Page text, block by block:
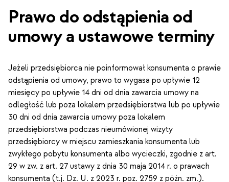
Prawo do odstąpienia od
umowy a ustawowe terminy
Jeżeli przedsiębiorca nie poinformował konsumenta o prawie
odstąpienia od umowy, prawo to wygasa po upływie 12
miesięcy po upływie 14 dni od dnia zawarcia umowy na
odległość lub poza lokalem przedsiębiorstwa lub po upływie
30 dni od dnia zawarcia umowy poza lokalem
przedsiębiorstwa podczas nieumówionej wizyty
przedsiębiorcy w miejscu zamieszkania konsumenta lub
zwykłego pobytu konsumenta albo wycieczki, zgodnie z art.
29 w zw. z art. 27 ustawy z dnia 30 maja 2014 r. o prawach
konsumenta (t.j. Dz. U. z 2023 r. poz. 2759 z późn. zm.).